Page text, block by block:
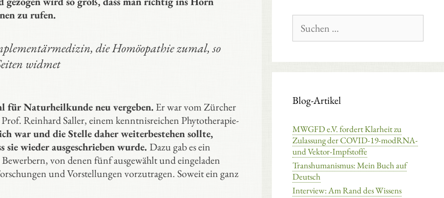
zu rufen.
die Homöopathie zumal, so
widmet
für Naturheilkunde neu vergeben. Er war vom Zürcher
Reinhard Saller, einem kenntnisreichen Phytotherapie-
war und die Stelle daher weiterbestehen sollte,
wieder ausgeschrieben wurde. Dazu gab es ein
von denen fünf ausgewählt und eingeladen
und Vorstellungen vorzutragen. Soweit ein ganz
nach:
Blog-Artikel
MWGFD e.V. fordert Klarheit zu
Zulassung der COVID-19-modRNA-
und Vektor-Impfstoffe
Transhumanismus: Mein Buch auf
Deutsch
Interview: Am Rand des Wissens